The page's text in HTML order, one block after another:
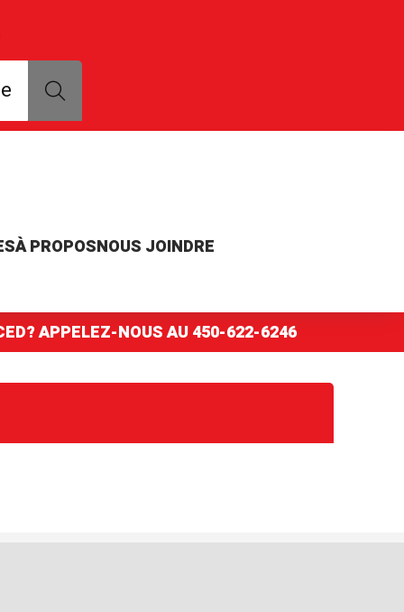
modèle ou numéro de pièce
À PROPOSNOUS JOINDRE
APPELEZ-NOUS AU450-622-6246